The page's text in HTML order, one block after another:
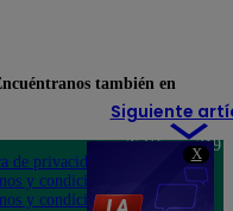
X
Siguiente
también en
de privacidad
y condiciones
y condiciones
Teléfono: 219
Av. San
Felipe 968